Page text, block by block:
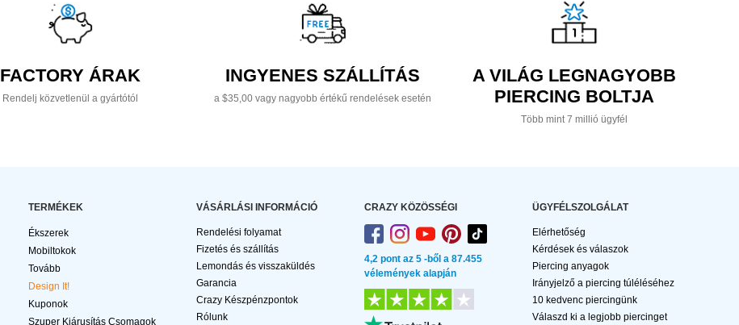
FACTORY ÁRAK
Rendelj közvetlenül a gyártótól
INGYENES SZÁLLÍTÁS
a $35,00 vagy nagyobb értékű rendelések esetén
A VILÁG LEGNAGYOBB
PIERCING BOLTJA
Több mint 7 millió ügyfél
TERMÉKEK
Ékszerek
Mobiltokok
Tovább
Design It!
Kuponok
Szuper Kiárusítás Csomagok
VÁSÁRLÁSI INFORMÁCIÓ
Rendelési folyamat
Fizetés és szállítás
Lemondás és visszaküldés
Garancia
Crazy Készpénzpontok
Rólunk
CRAZY KÖZÖSSÉGI
4,2 pont az 5 -ből a 87.455
vélemények alapján
ÜGYFÉLSZOLGÁLAT
Elérhetőség
Kérdések és válaszok
Piercing anyagok
Irányjelző a piercing túléléséhez
10 kedvenc piercingünk
Válaszd ki a legjobb piercinget